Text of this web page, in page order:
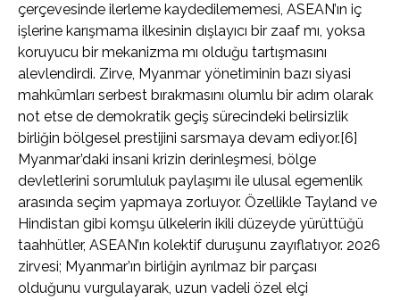
çerçevesinde ilerleme kaydedilememesi, ASEAN’ın iç
işlerine karışmama ilkesinin dışlayıcı bir zaaf mı, yoksa
koruyucu bir mekanizma mı olduğu tartışmasını
alevlendirdi. Zirve, Myanmar yönetiminin bazı siyasi
mahkûmları serbest bırakmasını olumlu bir adım olarak
not etse de demokratik geçiş sürecindeki belirsizlik
birliğin bölgesel prestijini sarsmaya devam ediyor.[6]
Myanmar’daki insani krizin derinleşmesi, bölge
devletlerini sorumluluk paylaşımı ile ulusal egemenlik
arasında seçim yapmaya zorluyor. Özellikle Tayland ve
Hindistan gibi komşu ülkelerin ikili düzeyde yürüttüğü
taahhütler, ASEAN’ın kolektif duruşunu zayıflatıyor. 2026
zirvesi; Myanmar’ın birliğin ayrılmaz bir parçası
olduğunu vurgulayarak, uzun vadeli özel elçi